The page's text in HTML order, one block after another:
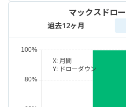
マックスドロ
過去12ヶ月
X: 月間
Y: ドローダウン